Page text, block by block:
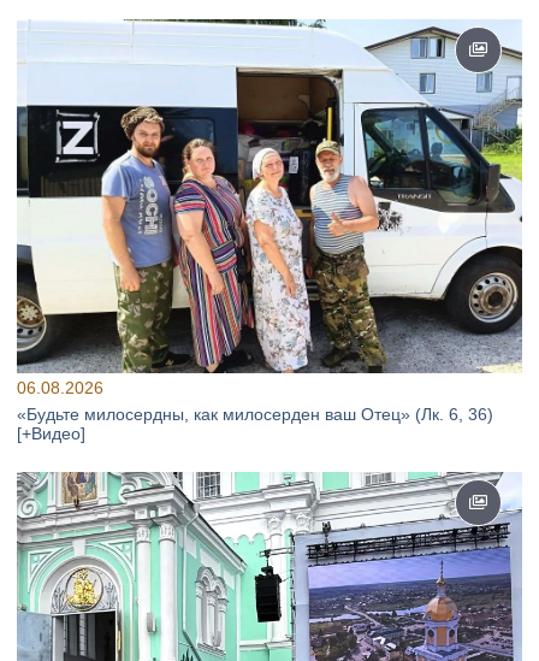
06.08.2026
«Будьте милосердны, как милосерден ваш Отец» (Лк. 6, 36)
[+Видео]